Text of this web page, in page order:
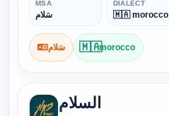
MSA
سَلام
DIALECT
🇲🇦 morocco
سَلام 🇲🇦morocco
السلام